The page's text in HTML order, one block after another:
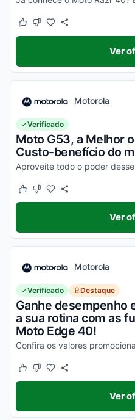
Este cupom funcionou
Este cupom não funcionou
Ver
Motorola
Verificado
Moto G53, a Melhor
Custo-benefício do
Este cupom funcionou
Este cupom não funcionou
Ver
Motorola
Verificado Destaque
Ganhe desempenho
a sua rotina com as
Moto Edge 40!
Este cupom funcionou
Este cupom não funcionou
Ver